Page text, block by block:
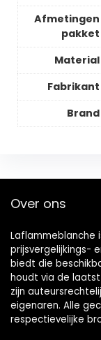
Afmetingen
pakket
Material
Fabrikant
Brand
Over ons
Laflammeblanche
prijsvergelijkings-
biedt die
houdt via de
zijn
eigenaren. Alle
respectievelijke